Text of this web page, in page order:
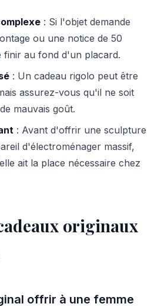
: Si l'objet demande
ou une notice de 50
finir au fond d'un placard.
: Un cadeau rigolo peut être
assurez-vous qu'il ne soit
mauvais goût.
: Avant d'offrir une sculpture
d'électroménager massif,
ait la place nécessaire chez
originaux
offrir à une femme